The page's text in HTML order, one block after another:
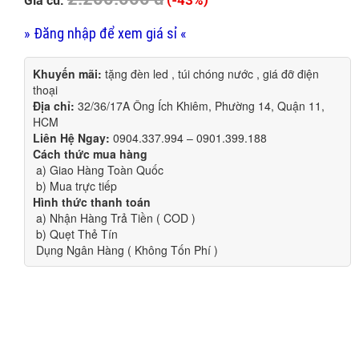
» Đăng nhập để xem giá sỉ «
Khuyến mãi: tặng đèn led , túi chóng nước , giá đỡ điện
thoại
Địa chỉ: 32/36/17A Ông Ích Khiêm, Phường 14, Quận 11,
HCM
Liên Hệ Ngay: 0904.337.994 – 0901.399.188
Cách thức mua hàng
a) Giao Hàng Toàn Quốc
b) Mua trực tiếp
Hình thức thanh toán
a) Nhận Hàng Trả Tiền ( COD )
b) Quẹt Thẻ Tín
Dụng Ngân Hàng ( Không Tốn Phí )